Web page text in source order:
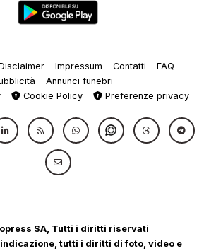
Impressum Contatti
FAQ
Annunci funebri
Cookie Policy Preferenze privacy
SA, Tutti i diritti riservati
tutti i diritti di foto, video e